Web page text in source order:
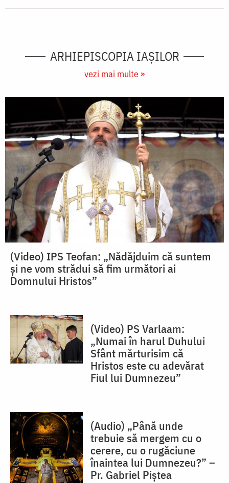
ARHIEPISCOPIA IAŞILOR
vezi mai multe »
(Video) IPS Teofan: „Nădăjduim că suntem
și ne vom strădui să fim următori ai
Domnului Hristos”
(Video) PS Varlaam:
„Numai în harul Duhului
Sfânt mărturisim că
Hristos este cu adevărat
Fiul lui Dumnezeu”
(Audio) „Până unde
trebuie să mergem cu o
cerere, cu o rugăciune
înaintea lui Dumnezeu?” –
Pr. Gabriel Piștea